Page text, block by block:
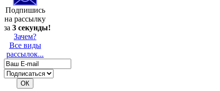
Подпишись
на рассылку
за 3 секунды!
Зачем?
Все виды
рассылок...